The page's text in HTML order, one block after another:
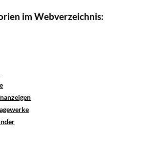
im Webverzeichnis: